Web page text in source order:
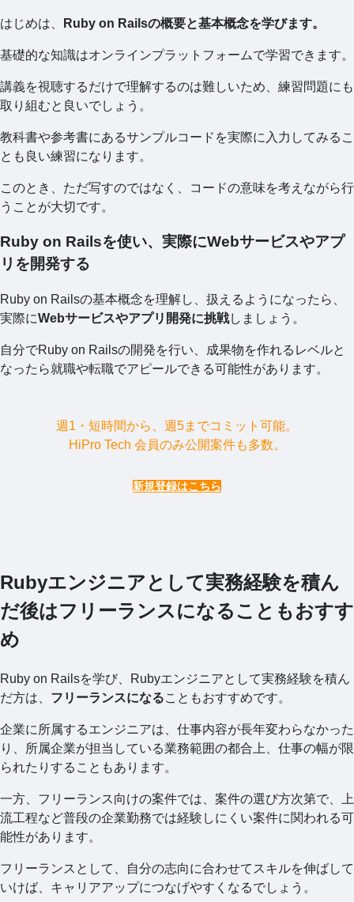
はじめは、 Ruby on Railsの概要と基本概念を学びます。
基礎的な知識はオンラインプラットフォームで学習できます。
講義を視聴するだけで理解するのは難しいため、練習問題にも
取り組むと良いでしょう。
教科書や参考書にあるサンプルコードを実際に入力してみるこ
とも良い練習になります。
このとき、ただ写すのではなく、コードの意味を考えながら行
うことが大切です。
Ruby on Railsを使い、実際にWebサービスやアプ
リを開発する
Ruby on Railsの基本概念を理解し、扱えるようになったら、
実際にWebサービスやアプリ開発に挑戦しましょう。
自分でRuby on Railsの開発を行い、成果物を作れるレベルと
なったら就職や転職でアピールできる可能性があります。
週1・短時間から、週5までコミット可能。
HiPro Tech 会員のみ公開案件も多数。
新規登録はこちら
Rubyエンジニアとして実務経験を積ん
だ後はフリーランスになることもおすす
め
Ruby on Railsを学び、Rubyエンジニアとして実務経験を積ん
だ方は、 フリーランスになることもおすすめです。
企業に所属するエンジニアは、仕事内容が長年変わらなかった
り、所属企業が担当している業務範囲の都合上、仕事の幅が限
られたりすることもあります。
一方、フリーランス向けの案件では、案件の選び方次第で、上
流工程など普段の企業勤務では経験しにくい案件に関われる可
能性があります。
フリーランスとして、自分の志向に合わせてスキルを伸ばして
いけば、キャリアアップにつなげやすくなるでしょう。